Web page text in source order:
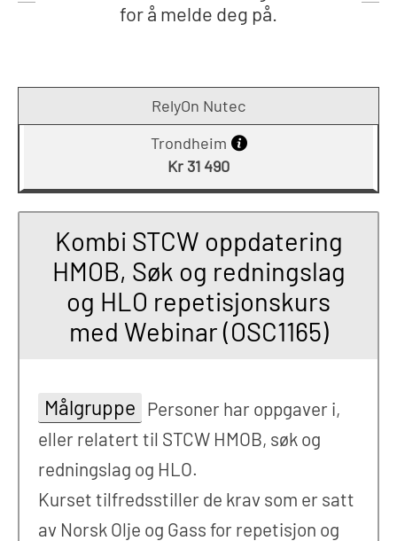
for å melde deg på.
RelyOn Nutec
Trondheim
Kr 31 490
Kombi STCW oppdatering
HMOB, Søk og redningslag
og HLO repetisjonskurs
med Webinar (OSC1165)
Målgruppe Personer har oppgaver i,
eller relatert til STCW HMOB, søk og
redningslag og HLO.
Kurset tilfredsstiller de krav som er satt
av Norsk Olje og Gass for repetisjon og